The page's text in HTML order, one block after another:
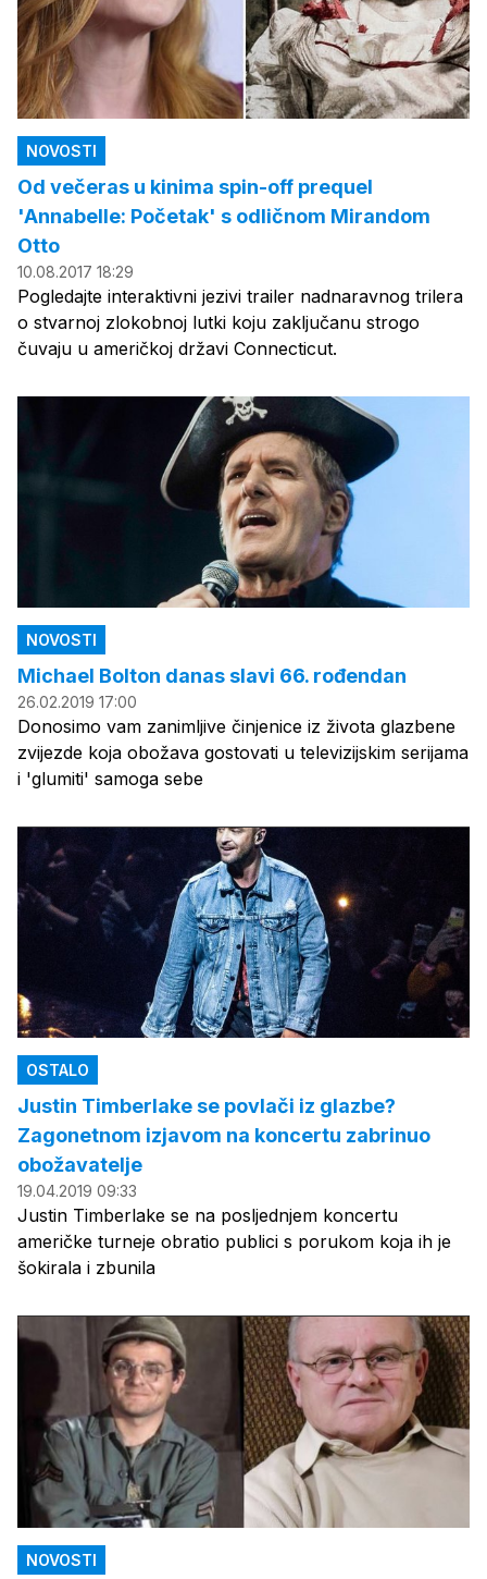
NOVOSTI
Od večeras u kinima spin-off prequel
'Annabelle: Početak' s odličnom Mirandom
Otto
10.08.2017 18:29
Pogledajte interaktivni jezivi trailer nadnaravnog trilera
o stvarnoj zlokobnoj lutki koju zaključanu strogo
čuvaju u američkoj državi Connecticut.
NOVOSTI
Michael Bolton danas slavi 66. rođendan
26.02.2019 17:00
Donosimo vam zanimljive činjenice iz života glazbene
zvijezde koja obožava gostovati u televizijskim serijama
i 'glumiti' samoga sebe
OSTALO
Justin Timberlake se povlači iz glazbe?
Zagonetnom izjavom na koncertu zabrinuo
obožavatelje
19.04.2019 09:33
Justin Timberlake se na posljednjem koncertu
američke turneje obratio publici s porukom koja ih je
šokirala i zbunila
NOVOSTI